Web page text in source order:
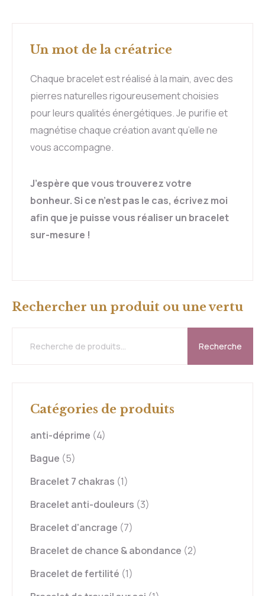
Un mot de la créatrice
Chaque bracelet est réalisé à la main, avec des
pierres naturelles rigoureusement choisies
pour leurs qualités énergétiques. Je purifie et
magnétise chaque création avant qu’elle ne
vous accompagne.
J’espère que vous trouverez votre
bonheur. Si ce n’est pas le cas, écrivez moi
afin que je puisse vous réaliser un bracelet
sur-mesure !
Rechercher un produit ou une vertu
Recherche
Catégories de produits
anti-déprime (4)
Bague (5)
Bracelet 7 chakras (1)
Bracelet anti-douleurs (3)
Bracelet d'ancrage (7)
Bracelet de chance & abondance (2)
Bracelet de fertilité (1)